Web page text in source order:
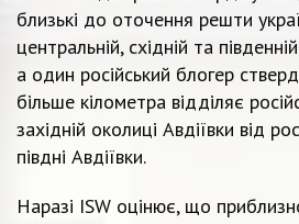
близькі до оточення решти
центральній, східній та
а один російський блогер
більше кілометра відділяє
західній околиці Авдіївки від
півдні Авдіївки.
Наразі ISW оцінює, що